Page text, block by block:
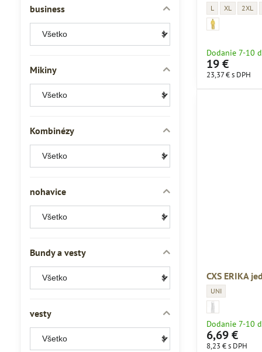
TYCHEM 2000 C
L TYCHEM
XL 2XL
TYCHEM 2000 C
TYCHEM 2000 C
Dodanie 7-10
19 €
23,37 €s DPH
CXS ERIKA
CXS ERIKA
UNI
Dodanie 7-10
6,69 €
8,23 €s DPH
business
Mikiny
Kombinézy
nohavice
Bundy a vesty
vesty